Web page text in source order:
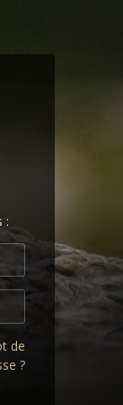
:
de
?